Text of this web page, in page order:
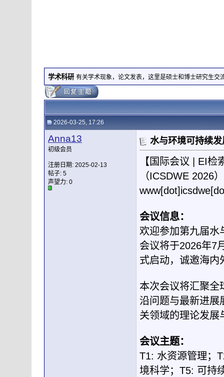
学术科研 有关学术现象，论文发表，这里是硕士和博士研究生交
2026-03-25, 17:26
Anna13
初级会员
注册日期: 2025-02-13
帖子: 5
声望力: 0
水与环境可持续
【国际会议 | EI
（ICSDWE 2026）
会议信息：
欢迎参加第九届水
会议将于2026年7
式启动，诚邀海内
本次会议将汇聚全
沿问题与最新进展
关领域的理论发展
会议主题：
T1: 水资源管理；
境科学；T5: 可持